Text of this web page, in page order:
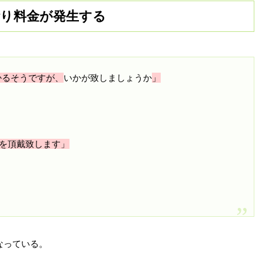
料金が発生する
そうですが、 いかが致しましょうか」
頂戴致します」
ている。